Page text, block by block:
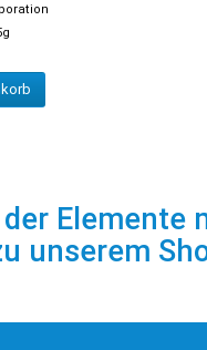
Elemente
unserem